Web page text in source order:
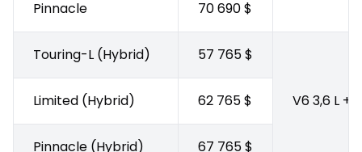
Pinnacle 70 690 $
Touring-L (Hybrid) 57 765 $
V6 3,6 L +
Limited (Hybrid) 62 765 $
Pinnacle (Hybrid) 67 765 $